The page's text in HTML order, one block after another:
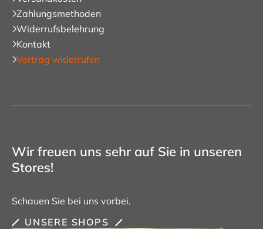
Zahlungsmethoden
Widerrufsbelehrung
Kontakt
Vertrag widerrufen
Wir freuen uns sehr auf Sie in unseren
Stores!
Schauen Sie bei uns vorbei.
UNSERE SHOPS